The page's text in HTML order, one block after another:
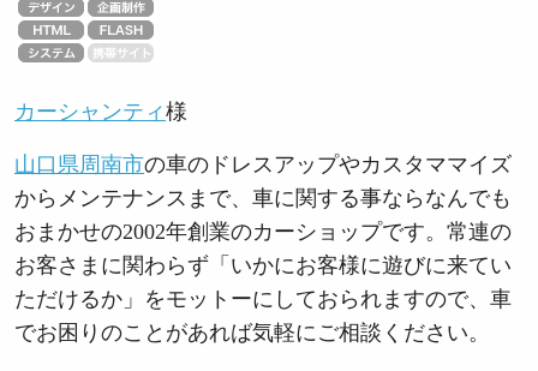
カーシャンティ様
山口県周南市の車のドレスアップやカスタママイズ
からメンテナンスまで、車に関する事ならなんでも
おまかせの2002年創業のカーショップです。常連の
お客さまに関わらず「いかにお客様に遊びに来てい
ただけるか」をモットーにしておられますので、車
でお困りのことがあれば気軽にご相談ください。